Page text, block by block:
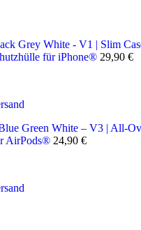
Grey White - V1 | Slim
für iPhone® 29,90 €
Green White – V3 | All-
AirPods® 24,90 €